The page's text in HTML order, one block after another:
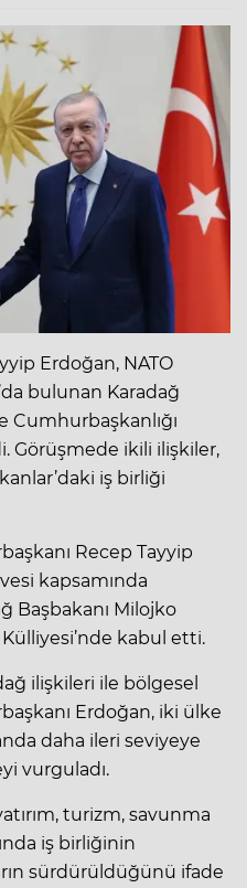
Erdoğan, NATO
bulunan Karadağ
Cumhurbaşkanlığı
Görüşmede ikili ilişkiler,
iş birliği
Recep Tayyip
kapsamında
Başbakanı Milojko
Külliyesi’nde kabul etti.
ilişkileri ile bölgesel
Erdoğan, iki ülke
daha ileri seviyeye
vurguladı.
turizm, savunma
iş birliğinin
sürdürüldüğünü ifade